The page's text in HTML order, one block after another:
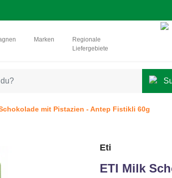
Marken
Regionale
Liefergebiete
mit Pistazien - Antep Fistikli 60g
Eti
ETI Milk